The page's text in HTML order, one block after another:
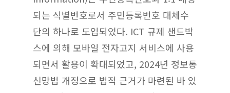
되는 식별번호로서 주민등록번호 대체수
단의 하나로 도입되었다. ICT 규제 샌드박
스에 의해 모바일 전자고지 서비스에 사용
되면서 활용이 확대되었고, 2024년 정보통
신망법 개정으로 법적 근거가 마련된 바 있